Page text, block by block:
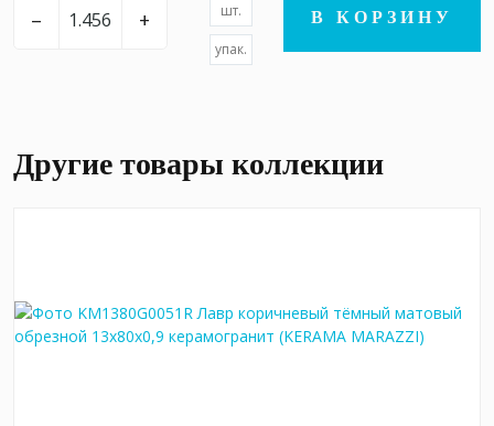
– + шт.
упак.
В КОРЗИНУ
Другие товары коллекции